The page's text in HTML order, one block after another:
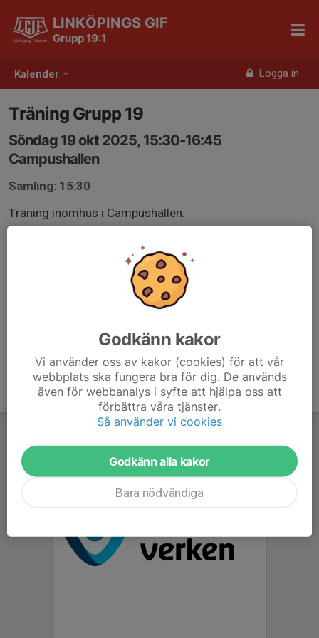
Kalender Logga in
LINKÖPINGS GIF
Grupp 19:1
Träning Grupp 19
Söndag 19 okt 2025, 15:30-16:45
Campushallen
Samling: 15:30
Träning inomhus i Campushallen.
Godkänn kakor
Vi använder oss av kakor (cookies) för att vår
webbplats ska fungera bra för dig. De används
även för webbanalys i syfte att hjälpa oss att
förbättra våra tjänster.
Så använder vi cookies
Godkänn alla kakor
Bara nödvändiga